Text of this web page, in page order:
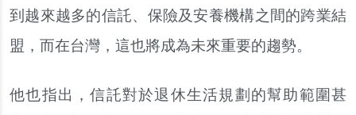
到越來越多的信託、保險及安養機構之間的跨業結
盟，而在台灣，這也將成為未來重要的趨勢。
他也指出，信託對於退休生活規劃的幫助範圍甚